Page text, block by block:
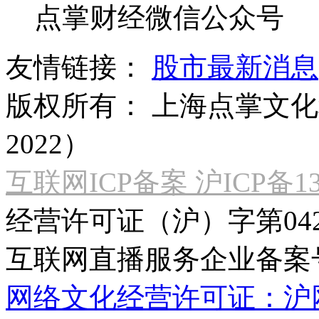
点掌财经微信公众号
友情链接：
股市最新消息
版权所有：
上海点掌文
2022）
互联网ICP备案 沪ICP备
经营许可证（沪）字第
互联网直播服务企业备案
网络文化经营许可证：